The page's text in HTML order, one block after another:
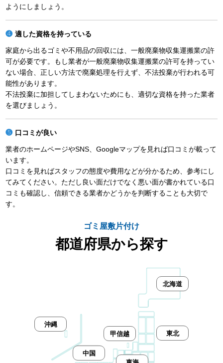
ようにしましょう。
適した資格を持っている
家庭から出るゴミや不用品の回収には、一般廃棄物収集運搬業の許
可が必要です。もし業者が一般廃棄物収集運搬業の許可を持ってい
ない場合、正しい方法で廃棄処理を行えず、不法投棄が行われる可
能性があります。
不法投棄に加担してしまわないためにも、適切な資格を持った業者
を選びましょう。
口コミが良い
業者のホームページやSNS、Googleマップを見れば口コミが載って
います。
口コミを見ればスタッフの態度や費用などが分かるため、参考にし
てみてください。ただし良い面だけでなく悪い面が書かれている口
コミも確認し、信頼できる業者かどうかを判断することも大切で
す。
ゴミ屋敷片付け
都道府県から探す
北海道
東北
甲信越
中国
沖縄